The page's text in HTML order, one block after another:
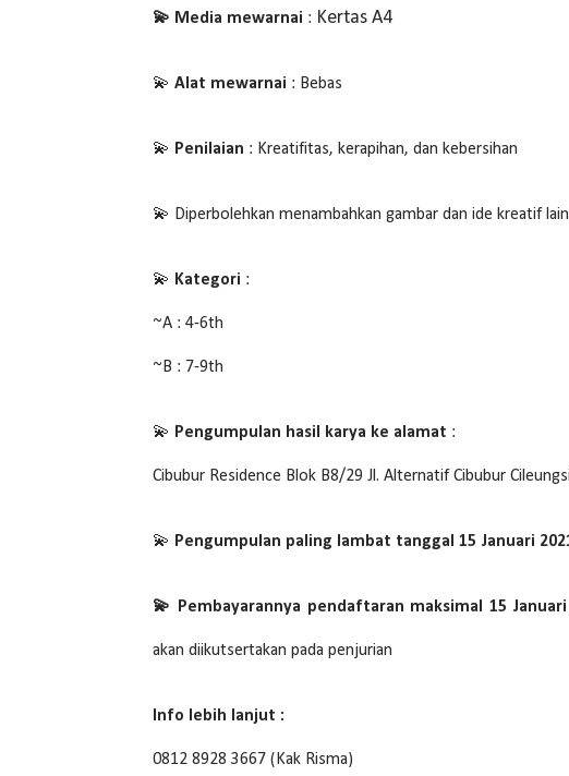
💫 Media mewarnai : Kertas A4
💫 Alat mewarnai : Bebas
💫 Penilaian : Kreatifitas, kerapihan, dan kebersihan
💫 Diperbolehkan menambahkan gambar dan ide kreatif
💫 Kategori :
~A : 4-6th
~B : 7-9th
💫 Pengumpulan hasil karya ke alamat :
Cibubur Residence Blok B8/29 Jl. Alternatif Cibubur
💫 Pengumpulan paling lambat tanggal 15 Januari
💫 Pembayarannya pendaftaran maksimal 15 Januari
akan diikutsertakan pada penjurian
Info lebih lanjut :
0812 8928 3667 (Kak Risma)